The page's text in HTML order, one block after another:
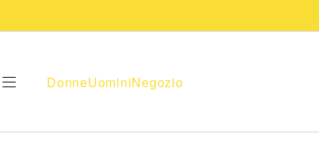
DonneUominiNegozio